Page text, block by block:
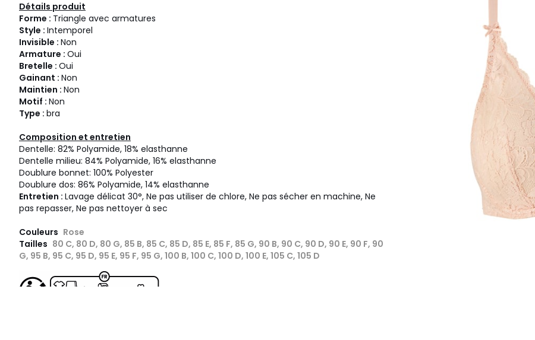
Détails produit
Forme : Triangle avec armatures
Style : Intemporel
Invisible : Non
Armature : Oui
Bretelle : Oui
Gainant : Non
Maintien : Non
Motif : Non
Type : bra
Composition et entretien
Dentelle: 82% Polyamide, 18% elasthanne
Dentelle milieu: 84% Polyamide, 16% elasthanne
Doublure bonnet: 100% Polyester
Doublure dos: 86% Polyamide, 14% elasthanne
Entretien : Lavage délicat 30°, Ne pas utiliser de chlore, Ne pas sécher en machine, Ne
pas repasser, Ne pas nettoyer à sec
Couleurs Rose
Tailles 80 C, 80 D, 80 G, 85 B, 85 C, 85 D, 85 E, 85 F, 85 G, 90 B, 90 C, 90 D, 90 E, 90 F, 90
G, 95 B, 95 C, 95 D, 95 E, 95 F, 95 G, 100 B, 100 C, 100 D, 100 E, 105 C, 105 D